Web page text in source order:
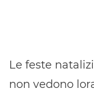
Le feste
non vedono